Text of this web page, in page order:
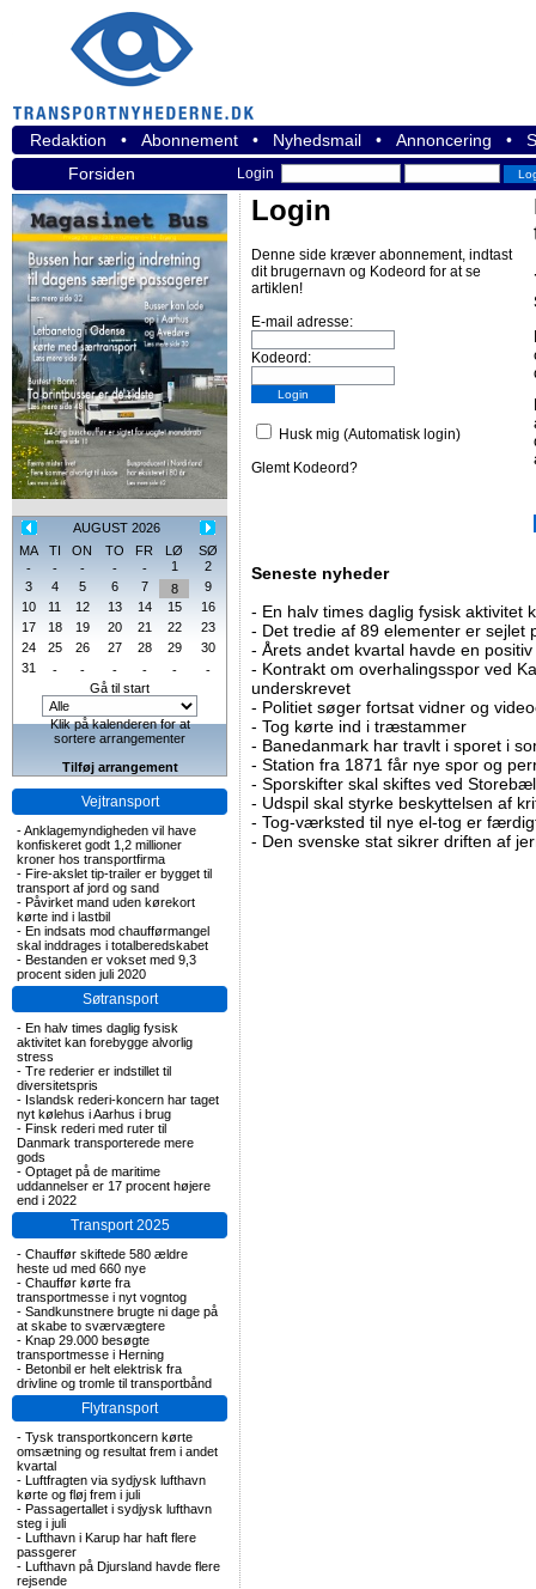
Redaktion • Abonnement • Nyhedsmail • Annoncering •
Forsiden
Login
AUGUST 2026
MA
TI ON TO FR LØ
SØ
-
- - - - 1
2
3
4 5 6 7 8
9
10
11 12 13 14 15
16
17
18 19 20 21 22
23
24
25 26 27 28 29
30
31
- - - - -
-
Gå til start
Klik på kalenderen for at
sortere arrangementer
Tilføj arrangement
Vejtransport
-Anklagemyndigheden vil have
konfiskeret godt 1,2 millioner
kroner hos transportfirma
- Fire-akslet tip-trailer er bygget til
transport af jord og sand
- Påvirket mand uden kørekort
kørte ind i lastbil
- En indsats mod chaufførmangel
skal inddrages i totalberedskabet
- Bestanden er vokset med 9,3
procent siden juli 2020
Søtransport
- En halv times daglig fysisk
aktivitet kan forebygge alvorlig
stress
- Tre rederier er indstillet til
diversitetspris
- Islandsk rederi-koncern har taget
nyt kølehus i Aarhus i brug
- Finsk rederi med ruter til
Danmark transporterede mere
gods
- Optaget på de maritime
uddannelser er 17 procent højere
end i 2022
Transport 2025
- Chauffør skiftede 580 ældre
heste ud med 660 nye
- Chauffør kørte fra
transportmesse i nyt vogntog
- Sandkunstnere brugte ni dage på
at skabe to sværvægtere
- Knap 29.000 besøgte
transportmesse i Herning
- Betonbil er helt elektrisk fra
drivline og tromle til transportbånd
Flytransport
- Tysk transportkoncern kørte
omsætning og resultat frem i andet
kvartal
- Luftfragten via sydjysk lufthavn
kørte og fløj frem i juli
- Passagertallet i sydjysk lufthavn
steg i juli
- Lufthavn i Karup har haft flere
passgerer
- Lufthavn på Djursland havde flere
rejsende
Login
Denne side kræver abonnement, indtast
dit brugernavn og Kodeord for at se
artiklen!
E-mail adresse:
Kodeord:
Husk mig (Automatisk login)
Glemt Kodeord?
Seneste nyheder
- En halv times daglig fysisk aktivitet
- Det tredie af 89 elementer er sejlet
- Årets andet kvartal havde en
- Kontrakt om overhalingsspor ved
underskrevet
- Politiet søger fortsat vidner og
- Tog kørte ind i træstammer
- Banedanmark har travlt i sporet i
- Station fra 1871 får nye spor og
- Sporskifter skal skiftes ved
- Udspil skal styrke beskyttelsen af
- Tog-værksted til nye el-tog er
- Den svenske stat sikrer driften af